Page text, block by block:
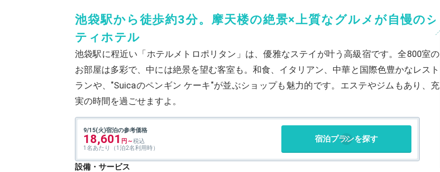
池袋駅から徒歩約3分。摩天楼の絶景×上質なグルメが自慢のシ
ティホテル
池袋駅に程近い「ホテルメトロポリタン」は、優雅なステイが叶う高級宿です。全800室の
お部屋は多彩で、中には絶景を望む客室も。和食、イタリアン、中華と国際色豊かなレスト
ランや、"Suicaのペンギン ケーキ"が並ぶショップも魅力的です。エステやジムもあり、充
実の時間を過ごせますよ。
9/15(火)宿泊の参考価格
18,601
1名あたり（1泊2名利用時）
宿泊プランを探す
設備・サービス